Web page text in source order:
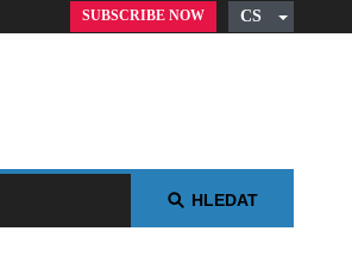
CS
SUBSCRIBE NOW
HLEDAT